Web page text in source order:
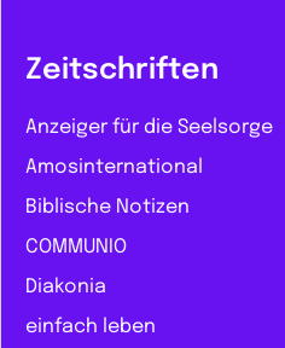
Zeitschriften
Anzeiger für die Seelsorge
Amosinternational
Biblische Notizen
COMMUNIO
Diakonia
einfach leben